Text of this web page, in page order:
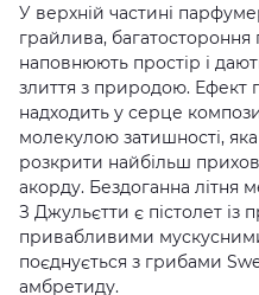
У верхній частині
грайлива, багатостороння
наповнюють простір і
злиття з природою. Ефект
надходить у серце
молекулою затишності,
розкрити найбільш
акорду. Бездоганна літня
З Джульєтти є пістолет із
привабливими
поєднується з грибами
амбретиду.